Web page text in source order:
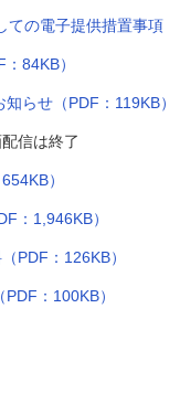
の電子提供措置事項
84KB）
らせ（PDF：119KB）
信は終了
）
：1,946KB）
PDF：126KB）
：100KB）